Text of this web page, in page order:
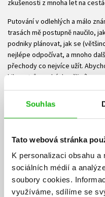
Souhlas
Tato webová stránka
K personalizaci obsahu
sociálních médií a
soubory cookies.
využíváme, sdílíme se
zkušenosti z mnoha let na
Putování v odlehlých a málo
trasách mě postupně naučilo,
podniky plánovat, jak se
nejlépe odpočívat, a mnoho
přechody co nejvíce užít.
kilometrů v nohách měli sílu a
kterým na tyto výpravy
Najdeš tu všechno, co bych si
poprvé vyrazil na trek do
Ke stažení
PDF Ukázka.pdf